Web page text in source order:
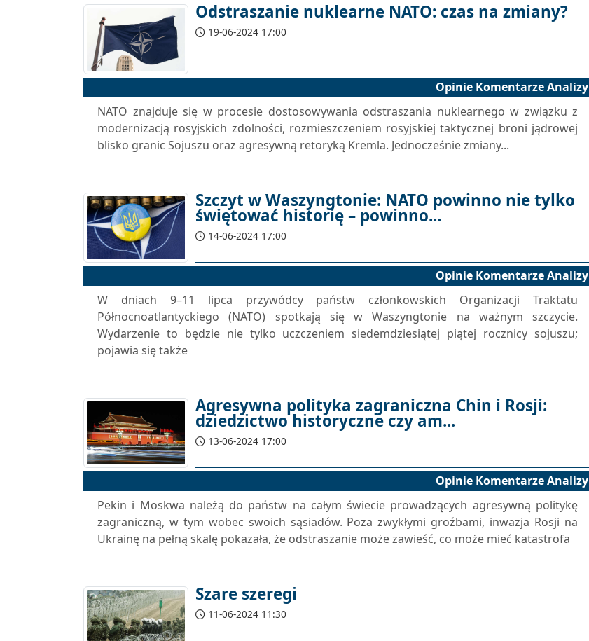
Odstraszanie nuklearne NATO: czas na zmiany?
19-06-2024 17:00
Opinie Komentarze Analizy
NATO znajduje się w procesie dostosowywania odstraszania nuklearnego w związku z
modernizacją rosyjskich zdolności, rozmieszczeniem rosyjskiej taktycznej broni jądrowej
blisko granic Sojuszu oraz agresywną retoryką Kremla. Jednocześnie zmiany...
Szczyt w Waszyngtonie: NATO powinno nie tylko
świętować historię – powinno...
14-06-2024 17:00
Opinie Komentarze Analizy
W dniach 9–11 lipca przywódcy państw członkowskich Organizacji Traktatu
Północnoatlantyckiego (NATO) spotkają się w Waszyngtonie na ważnym szczycie.
Wydarzenie to będzie nie tylko uczczeniem siedemdziesiątej piątej rocznicy sojuszu;
pojawia się także
Agresywna polityka zagraniczna Chin i Rosji:
dziedzictwo historyczne czy am...
13-06-2024 17:00
Opinie Komentarze Analizy
Pekin i Moskwa należą do państw na całym świecie prowadzących agresywną politykę
zagraniczną, w tym wobec swoich sąsiadów. Poza zwykłymi groźbami, inwazja Rosji na
Ukrainę na pełną skalę pokazała, że odstraszanie może zawieść, co może mieć katastrofa
Szare szeregi
11-06-2024 11:30